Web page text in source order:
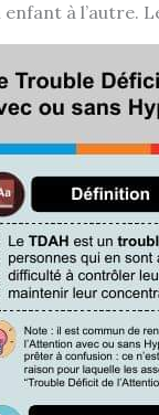
enfant à l’autre.